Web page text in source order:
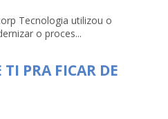
Tecnologia utilizou o
o proces...
PRA FICAR DE